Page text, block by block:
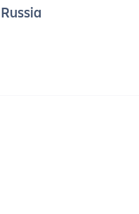
Russia